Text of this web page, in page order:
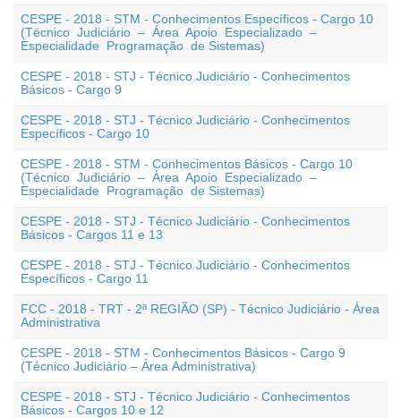
CESPE - 2018 - STM - Conhecimentos Específicos - Cargo 10
(Técnico Judiciário – Área Apoio Especializado –
Especialidade Programação de Sistemas)
CESPE - 2018 - STJ - Técnico Judiciário - Conhecimentos
Básicos - Cargo 9
CESPE - 2018 - STJ - Técnico Judiciário - Conhecimentos
Específicos - Cargo 10
CESPE - 2018 - STM - Conhecimentos Básicos - Cargo 10
(Técnico Judiciário – Área Apoio Especializado –
Especialidade Programação de Sistemas)
CESPE - 2018 - STJ - Técnico Judiciário - Conhecimentos
Básicos - Cargos 11 e 13
CESPE - 2018 - STJ - Técnico Judiciário - Conhecimentos
Específicos - Cargo 11
FCC - 2018 - TRT - 2ª REGIÃO (SP) - Técnico Judiciário - Área
Administrativa
CESPE - 2018 - STM - Conhecimentos Básicos - Cargo 9
(Técnico Judiciário – Área Administrativa)
CESPE - 2018 - STJ - Técnico Judiciário - Conhecimentos
Básicos - Cargos 10 e 12